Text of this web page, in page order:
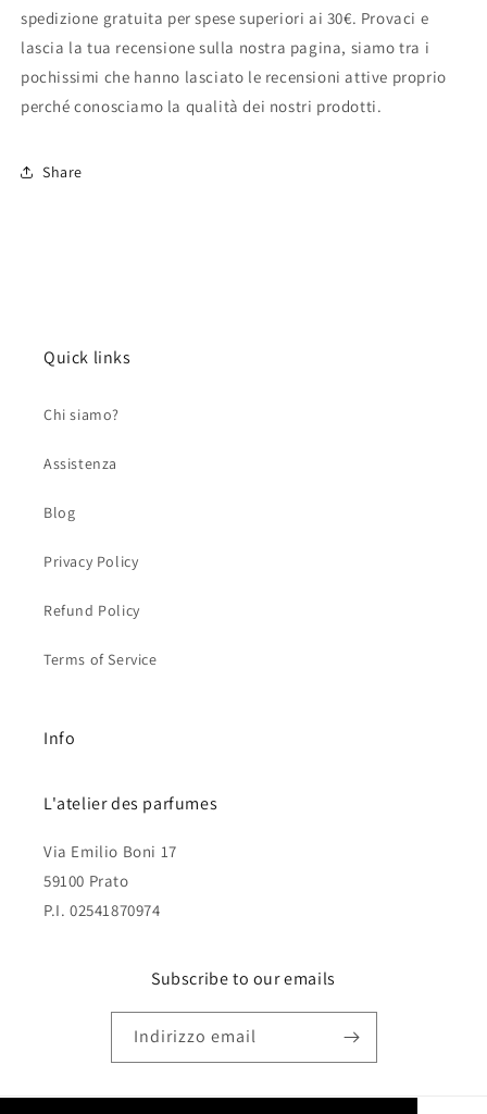
spedizione gratuita per spese superiori ai 30€. Provaci e
lascia la tua recensione sulla nostra pagina, siamo tra i
pochissimi che hanno lasciato le recensioni attive proprio
perché conosciamo la qualità dei nostri prodotti.
Share
Quick links
Chi siamo?
Assistenza
Blog
Privacy Policy
Refund Policy
Terms of Service
Info
L'atelier des parfumes
Via Emilio Boni 17
59100 Prato
P.I. 02541870974
Subscribe to our emails
Indirizzo email